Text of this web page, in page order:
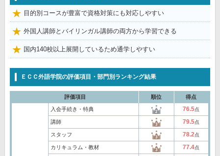
目的別コースが豊富で資格対策にも対応しやすい
外国人講師とバイリンガル講師の両方から学習できる
国内140校以上展開しているため通学しやすい
ＥＣＣ外語学院の評価項目・部門別ランキング結果
評価項目 順位 得点
入会手続き・特典 76.5点
講師 79.5点
スタッフ 78.2点
カリキュラム・教材 77.4点